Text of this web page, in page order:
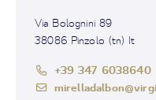
Via Bolognini 89
38086 Pinzolo (tn) It
+39 347 6038640